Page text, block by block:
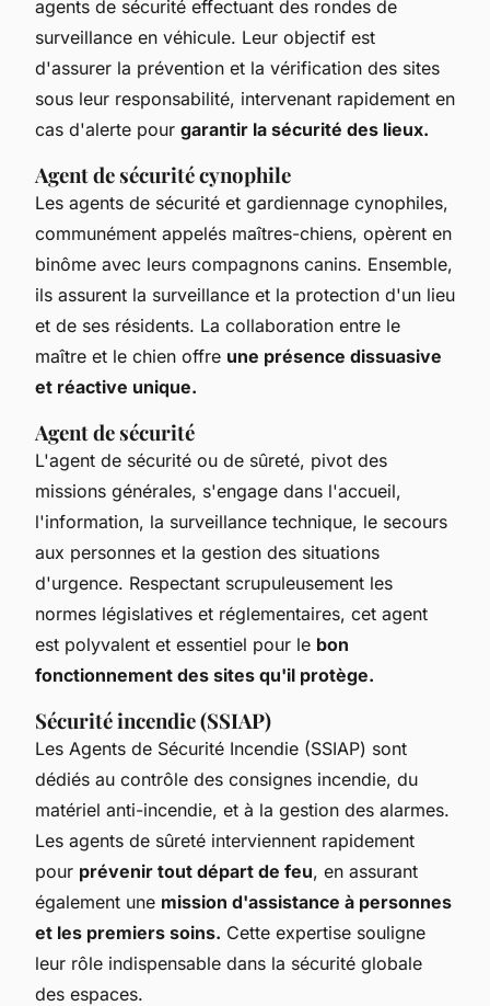
agents de sécurité effectuant des rondes de
surveillance en véhicule. Leur objectif est
d'assurer la prévention et la vérification des sites
sous leur responsabilité, intervenant rapidement en
cas d'alerte pour garantir la sécurité des lieux.
Agent de sécurité cynophile
Les agents de sécurité et gardiennage cynophiles,
communément appelés maîtres-chiens, opèrent en
binôme avec leurs compagnons canins. Ensemble,
ils assurent la surveillance et la protection d'un lieu
et de ses résidents. La collaboration entre le
maître et le chien offre une présence dissuasive
et réactive unique.
Agent de sécurité
L'agent de sécurité ou de sûreté, pivot des
missions générales, s'engage dans l'accueil,
l'information, la surveillance technique, le secours
aux personnes et la gestion des situations
d'urgence. Respectant scrupuleusement les
normes législatives et réglementaires, cet agent
est polyvalent et essentiel pour le bon
fonctionnement des sites qu'il protège.
Sécurité incendie (SSIAP)
Les Agents de Sécurité Incendie (SSIAP) sont
dédiés au contrôle des consignes incendie, du
matériel anti-incendie, et à la gestion des alarmes.
Les agents de sûreté interviennent rapidement
pour prévenir tout départ de feu, en assurant
également une mission d'assistance à personnes
et les premiers soins. Cette expertise souligne
leur rôle indispensable dans la sécurité globale
des espaces.